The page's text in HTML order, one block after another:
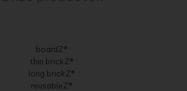
boardZ®
thin brickZ®
long brickZ®
reusableZ®